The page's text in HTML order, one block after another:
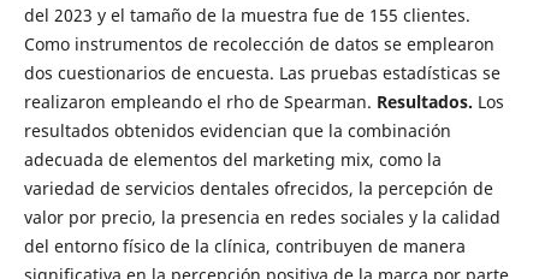
del 2023 y el tamaño de la muestra fue de 155 clientes.
Como instrumentos de recolección de datos se emplearon
dos cuestionarios de encuesta. Las pruebas estadísticas se
realizaron empleando el rho de Spearman. Resultados. Los
resultados obtenidos evidencian que la combinación
adecuada de elementos del marketing mix, como la
variedad de servicios dentales ofrecidos, la percepción de
valor por precio, la presencia en redes sociales y la calidad
del entorno físico de la clínica, contribuyen de manera